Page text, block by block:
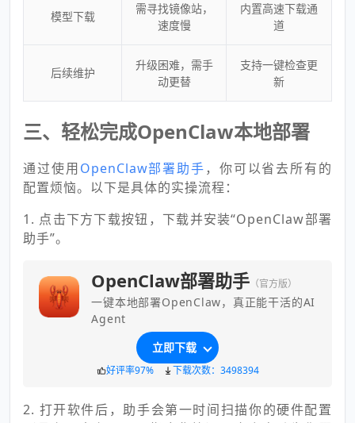
模型下载
需寻找镜像站，
速度慢
内置高速下载通
道
后续维护
升级困难，需手
动更替
支持一键检查更
新
三、轻松完成OpenClaw本地部署
通过使用OpenClaw部署助手 ，你可以省去所有的
配置烦恼。以下是具体的实操流程：
1. 点击下方下载按钮，下载并安装“OpenClaw部署
助手”。
OpenClaw部署助手 （官方版）
一键本地部署OpenClaw，真正能干活的AI
Agent
立即下载
好评率97% 下载次数：3498394
2. 打开软件后，助手会第一时间扫描你的硬件配置